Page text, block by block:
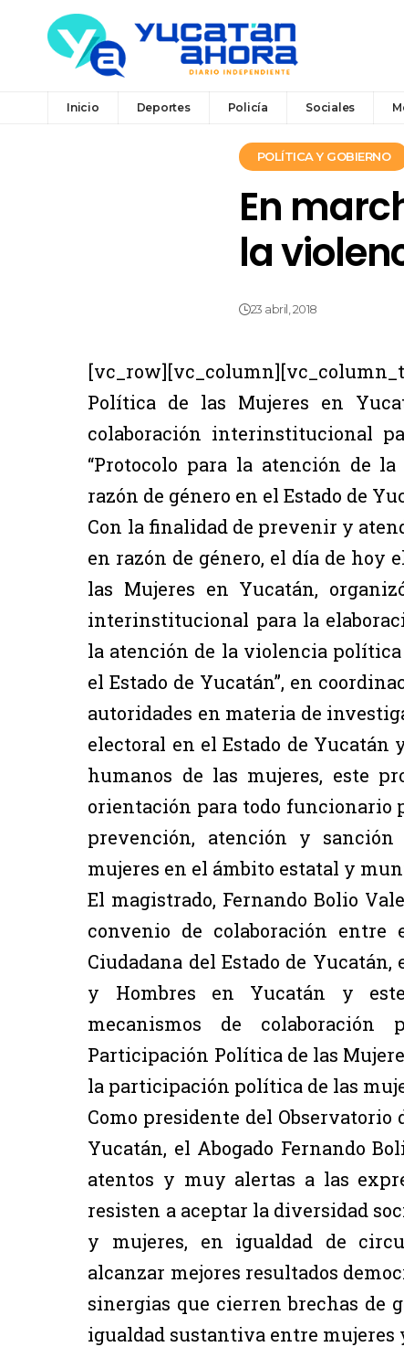
Inicio Deportes Policía Sociales
POLÍTICA Y GOBIERNO
En
la
23 abril, 2018
Política de las Mujeres en
colaboración interinstitucional
“Protocolo para la atención de
razón de género en el Estado de
Con la finalidad de prevenir y
en razón de género, el día de hoy
las Mujeres en Yucatán,
interinstitucional para la
la atención de la violencia
el Estado de Yucatán”, en
autoridades en materia de
electoral en el Estado de Yucatán
humanos de las mujeres, este
orientación para todo funcionario
prevención, atención y
mujeres en el ámbito estatal y
El magistrado, Fernando Bolio
convenio de colaboración
Ciudadana del Estado de
y Hombres en Yucatán y
mecanismos de colaboración
Participación Política de las
la participación política de las
Como presidente del
Yucatán, el Abogado Fernando
atentos y muy alertas a las
resisten a aceptar la diversidad
y mujeres, en igualdad de
alcanzar mejores resultados
sinergias que cierren brechas de
igualdad sustantiva entre mujeres